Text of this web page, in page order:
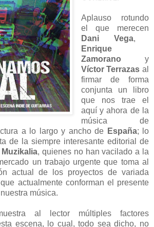
Aplauso rotundo
el que merecen
Dani Vega,
Enrique
Zamorano y
Víctor Terrazas al
firmar de forma
conjunta un libro
que nos trae el
aquí y ahora de la
música de
a lo largo y ancho de España; lo
de la siempre interesante editorial de
Muzikalia, quienes no han vacilado a la
un trabajo urgente que toma al
actual de los proyectos de variada
actualmente conforman el presente
música.
al lector múltiples factores
escena, lo cual, todo sea dicho, no